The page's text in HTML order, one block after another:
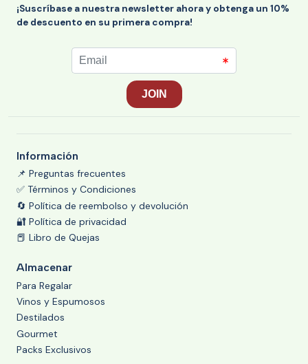
¡Suscríbase a nuestra newsletter ahora y obtenga un 10%
de descuento en su primera compra!
Información
📌 Preguntas frecuentes
✅ Términos y Condiciones
🔄 Política de reembolso y devolución
🔐 Política de privacidad
📕 Libro de Quejas
Almacenar
Para Regalar
Vinos y Espumosos
Destilados
Gourmet
Packs Exclusivos